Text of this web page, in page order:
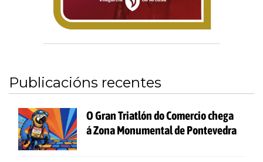
Publicacións recentes
O Gran Triatlón do Comercio chega
á Zona Monumental de Pontevedra